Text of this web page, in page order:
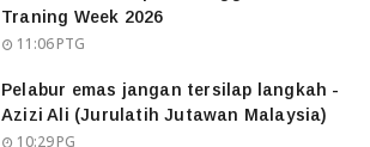
Traning Week 2026
11:06 PTG
Pelabur emas jangan tersilap langkah -
Azizi Ali (Jurulatih Jutawan Malaysia)
10:29 PG